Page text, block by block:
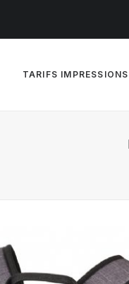
TARIFS IMPRESSIONS